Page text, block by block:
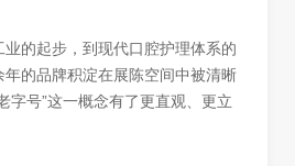
业的起步，到现代口腔护理体系的
的品牌积淀在展陈空间中被清晰
字号”这一概念有了更直观、更立